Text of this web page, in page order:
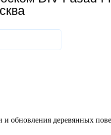
обновления деревянных